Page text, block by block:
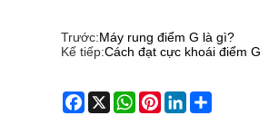
Trước:Máy rung điểm G là gì?
Kế tiếp:Cách đạt cực khoái điểm G
Facebook
X WhatsApp
Pinterest
LinkedIn